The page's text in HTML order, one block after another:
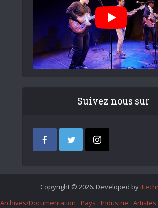
Suivez nous sur
Copyright © 2026. Developed by
Archives/Documentation
Pays Industrie Artistes